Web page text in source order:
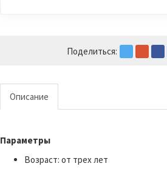
Поделиться:
Описание
Параметры
Возраст: от трех лет